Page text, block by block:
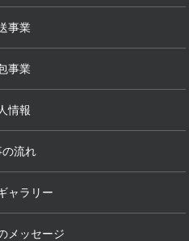
事業
事業
情報
の流れ
ャラリー
メッセージ